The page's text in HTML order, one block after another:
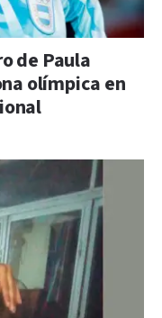
de Paula
olímpica en